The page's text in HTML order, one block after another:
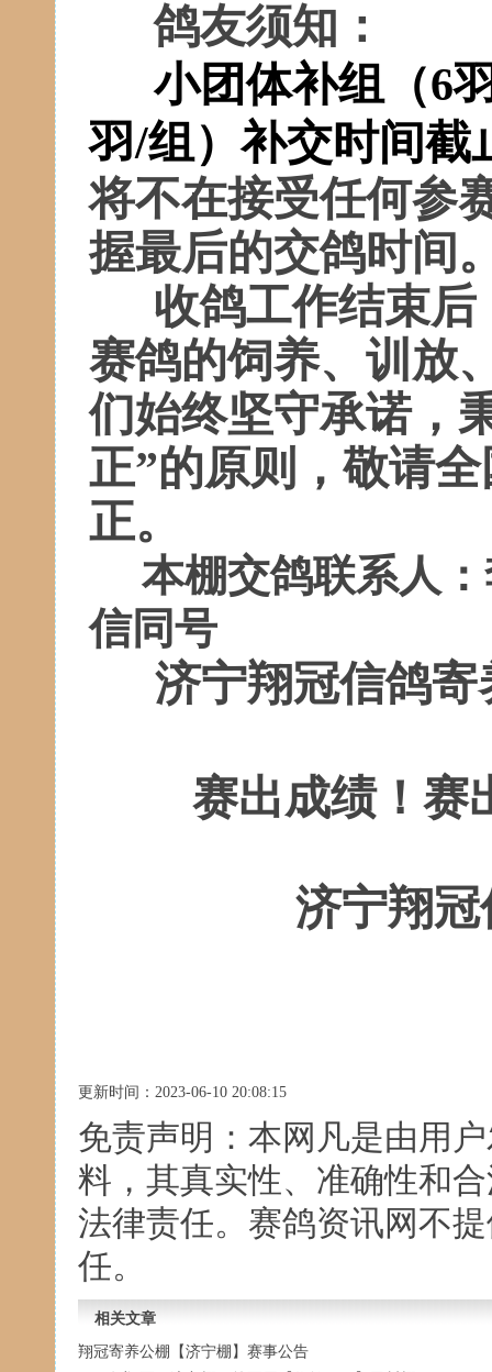
鸽友须知：
小团体补组（6
羽/组）补交时间截
将不在接受任何参
握最后的交鸽时间
收鸽工作结束
赛鸽的饲养、训放
们始终坚守承诺，
正”的原则，敬请
正。
本棚交鸽联系人：
信同号
济宁翔冠信鸽寄
赛出成绩！赛
济宁翔
更新时间：2023-06-10 20:08:15
免责声明：本网凡是由用
料，其真实性、准确性和
法律责任。赛鸽资讯网不
任。
相关文章
翔冠寄养公棚【济宁棚】赛事公告